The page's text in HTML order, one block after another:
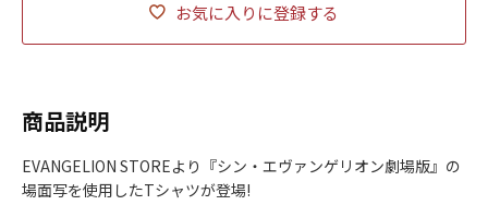
お気に入りに登録する
商品説明
EVANGELION STOREより『シン・エヴァンゲリオン劇場版』の
場面写を使用したTシャツが登場!